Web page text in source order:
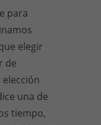
para
elegir
de
una de
tiempo,